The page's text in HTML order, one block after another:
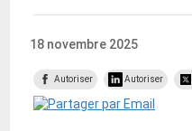
18 novembre 2025
Autoriser Autoriser